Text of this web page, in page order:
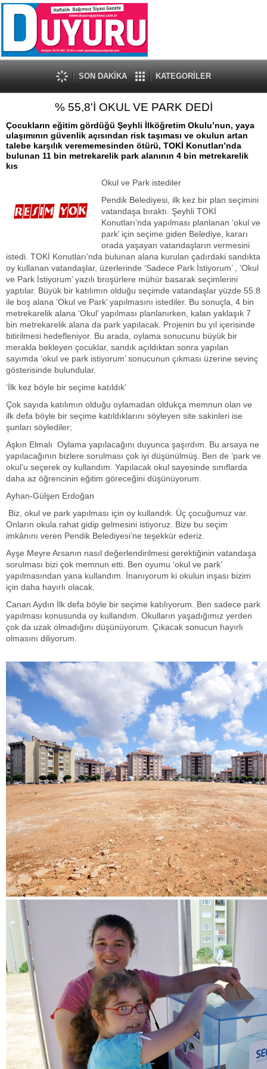
SON DAKİKA KATEGORİLER
% 55,8'İ OKUL VE PARK DEDİ
Çocukların eğitim gördüğü Şeyhli İlköğretim Okulu’nun, yaya
ulaşımının güvenlik açısından risk taşıması ve okulun artan
talebe karşılık verememesinden ötürü, TOKİ Konutları’nda
bulunan 11 bin metrekarelik park alanının 4 bin metrekarelik
kıs
Okul ve Park istediler
Pendik Belediyesi, ilk kez bir plan seçimini
vatandaşa bıraktı. Şeyhli TOKİ
Konutları’nda yapılması planlanan ‘okul ve
park’ için seçime giden Belediye, kararı
orada yaşayan vatandaşların vermesini
istedi. TOKİ Konutları’nda bulunan alana kurulan çadırdaki sandıkta
oy kullanan vatandaşlar, üzerlerinde ‘Sadece Park İstiyorum’ , ‘Okul
ve Park İstiyorum’ yazılı broşürlere mühür basarak seçimlerini
yaptılar. Büyük bir katılımın olduğu seçimde vatandaşlar yüzde 55.8
ile boş alana ‘Okul ve Park’ yapılmasını istediler. Bu sonuçla, 4 bin
metrekarelik alana ‘Okul’ yapılması planlanırken, kalan yaklaşık 7
bin metrekarelik alana da park yapılacak. Projenin bu yıl içerisinde
bitirilmesi hedefleniyor. Bu arada, oylama sonucunu büyük bir
merakla bekleyen çocuklar, sandık açıldıktan sonra yapılan
sayımda ‘okul ve park istiyorum’ sonucunun çıkması üzerine sevinç
gösterisinde bulundular.
‘İlk kez böyle bir seçime katıldık’
Çok sayıda katılımın olduğu oylamadan oldukça memnun olan ve
ilk defa böyle bir seçime katıldıklarını söyleyen site sakinleri ise
şunları söylediler;
Aşkın Elmalı Oylama yapılacağını duyunca şaşırdım. Bu arsaya ne
yapılacağının bizlere sorulması çok iyi düşünülmüş. Ben de ‘park ve
okul’u seçerek oy kullandım. Yapılacak okul sayesinde sınıflarda
daha az öğrencinin eğitim göreceğini düşünüyorum.
Ayhan-Gülşen Erdoğan
Biz, okul ve park yapılması için oy kullandık. Üç çocuğumuz var.
Onların okula rahat gidip gelmesini istiyoruz. Bize bu seçim
imkânını veren Pendik Belediyesi’ne teşekkür ederiz.
Ayşe Meyre Arsanın nasıl değerlendirilmesi gerektiğinin vatandaşa
sorulması bizi çok memnun etti. Ben oyumu ‘okul ve park’
yapılmasından yana kullandım. İnanıyorum ki okulun inşası bizim
için daha hayırlı olacak.
Canan Aydın İlk defa böyle bir seçime katılıyorum. Ben sadece park
yapılması konusunda oy kullandım. Okulların yaşadığımız yerden
çok da uzak olmadığını düşünüyorum. Çıkacak sonucun hayırlı
olmasını diliyorum.